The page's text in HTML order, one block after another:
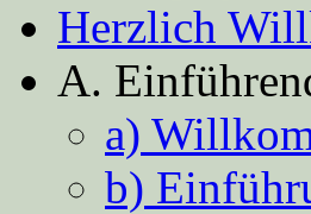
Herzlich
A.
a)
b)